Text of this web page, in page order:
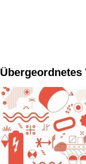
Übergeordnetes